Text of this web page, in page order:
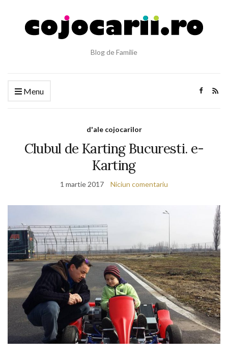
Blog de Familie
Menu
d'ale cojocarilor
Clubul de Karting Bucuresti. e-
Karting
1 martie 2017 Niciun comentariu